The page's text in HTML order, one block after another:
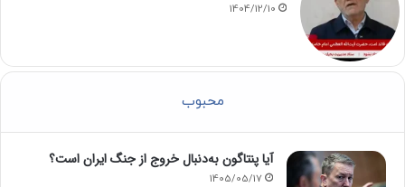
1404/12/10
محبوب
آیا پنتاگون به‌دنبال خروج از جنگ ایران است؟
1405/05/17